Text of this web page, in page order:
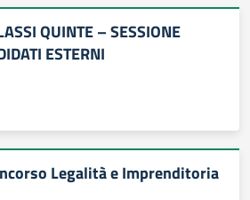
QUINTE – SESSIONE
ESTERNI
Legalità e Imprenditoria